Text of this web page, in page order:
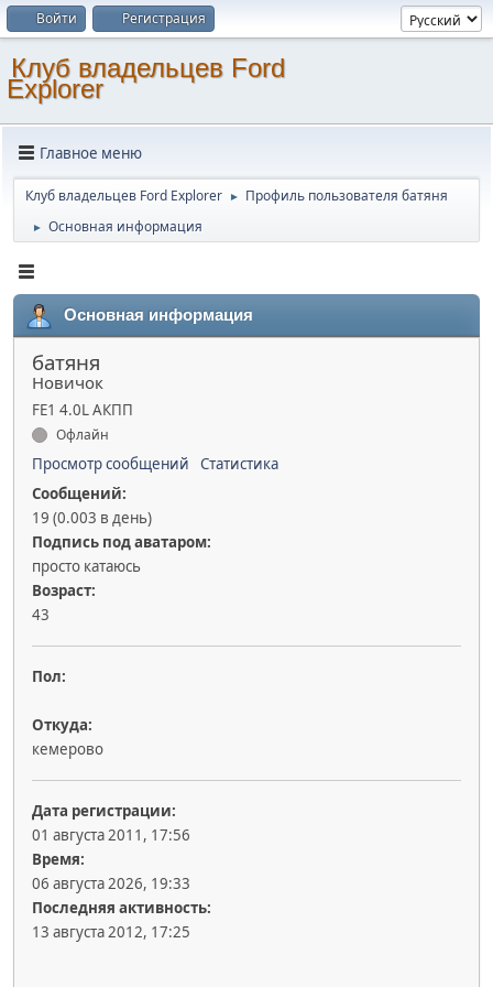
Войти Регистрация
Клуб владельцев Ford
Explorer
Главное меню
Клуб владельцев Ford Explorer ► Профиль пользователя батяня
► Основная информация
Основная информация
батяня
Новичок
FE1 4.0L АКПП
Офлайн
Просмотр сообщений
Статистика
Сообщений:
19 (0.003 в день)
Подпись под аватаром:
просто катаюсь
Возраст:
43
Пол:
Откуда:
кемерово
Дата регистрации:
01 августа 2011, 17:56
Время:
06 августа 2026, 19:33
Последняя активность:
13 августа 2012, 17:25